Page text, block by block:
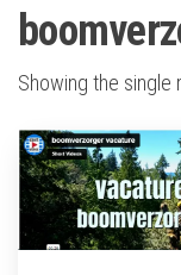
Showing the single